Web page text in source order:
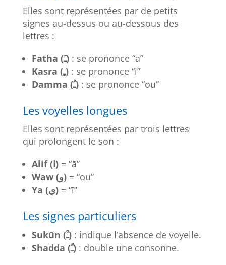
Elles sont représentées par de petits
signes au-dessus ou au-dessous des
lettres :
Fatha (ـَ): se prononce “a”
Kasra (ـِ): se prononce “i”
Damma (ـُ): se prononce “ou”
Les voyelles longues
Elles sont représentées par trois lettres
qui prolongent le son :
Alif (ا)= “ā”
Waw (و)= “ou”
Ya (ي)= “ī”
Les signes particuliers
Sukūn (ـْ): indique l’absence de voyelle.
Shadda (ـّ): double une consonne.